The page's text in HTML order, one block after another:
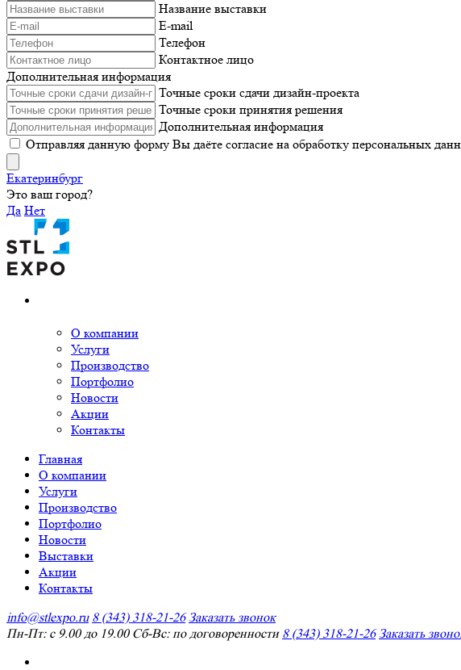
Название выставки
E-mail
Телефон
Контактное лицо
Дополнительная информация
Точные сроки сдачи дизайн-проекта
Точные сроки принятия решения
Дополнительная информация
Отправляя данную форму Вы даёте согласие на обработку персональных
Екатеринбург
Это ваш город?
Да Нет
О компании
Услуги
Производство
Портфолио
Новости
Акции
Контакты
Главная
О компании
Услуги
Производство
Портфолио
Новости
Выставки
Акции
Контакты
info@stlexpo.ru 8 (343) 318-21-26 Заказать звонок
Пн-Пт: с 9.00 до 19.00 Сб-Вс: по договоренности 8 (343) 318-21-26 Заказать